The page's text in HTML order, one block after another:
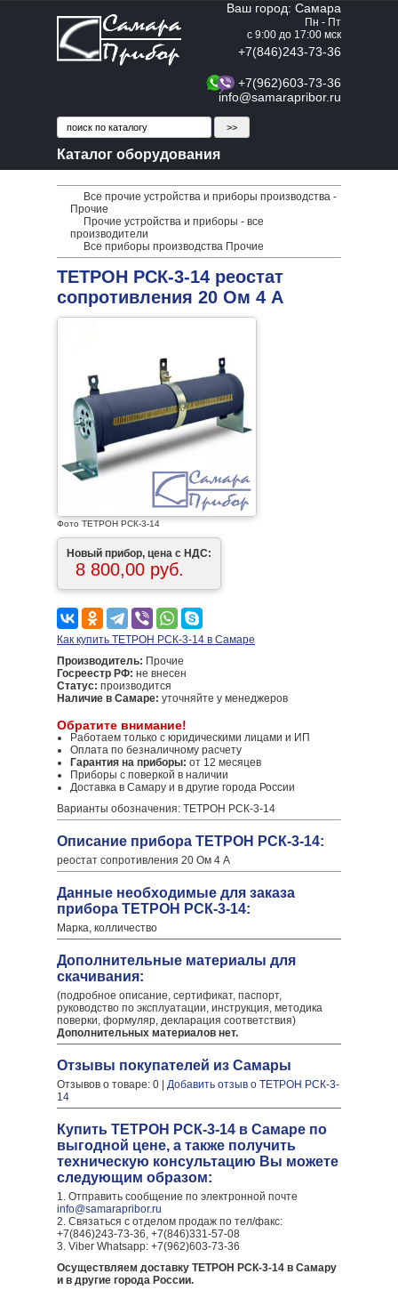
Ваш город: Самара
Пн - Пт
с 9:00 до 17:00 мск
+7(846)243-73-36
+7(962)603-73-36
info@samarapribor.ru
Каталог оборудования
Все прочие устройства и приборы производства -
Прочие
Прочие устройства и приборы - все
производители
Все приборы производства Прочие
ТЕТРОН РСК-3-14 реостат
сопротивления 20 Ом 4 А
Фото ТЕТРОН РСК-3-14
Новый прибор, цена с НДС:
8 800,00 руб.
Как купить ТЕТРОН РСК-3-14 в Самаре
Производитель: Прочие
Госреестр РФ: не внесен
Статус: производится
Наличие в Самаре: уточняйте у менеджеров
Обратите внимание!
Работаем только с юридическими лицами и ИП
Оплата по безналичному расчету
Гарантия на приборы: от 12 месяцев
Приборы с поверкой в наличии
Доставка в Самару и в другие города России
Варианты обозначения: ТЕТРОН РСК-3-14
Описание прибора ТЕТРОН РСК-3-14:
реостат сопротивления 20 Ом 4 А
Данные необходимые для заказа
прибора ТЕТРОН РСК-3-14:
Марка, колличество
Дополнительные материалы для
скачивания:
(подробное описание, сертификат, паспорт,
руководство по эксплуатации, инструкция, методика
поверки, формуляр, декларация соответствия)
Дополнительных материалов нет.
Отзывы покупателей из Самары
Отзывов о товаре: 0 | Добавить отзыв о ТЕТРОН РСК-3-
14
Купить ТЕТРОН РСК-3-14 в Самаре по
выгодной цене, а также получить
техническую консультацию Вы можете
следующим образом:
1. Отправить сообщение по электронной почте
info@samarapribor.ru
2. Связаться с отделом продаж по тел/факс:
+7(846)243-73-36, +7(846)331-57-08
3. Viber Whatsapp: +7(962)603-73-36
Осуществляем доставку ТЕТРОН РСК-3-14 в Самару
и в другие города России.